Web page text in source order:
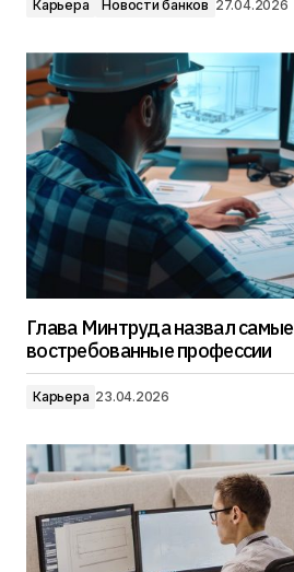
Карьера Новости банков 27.04.2026
Глава Минтруда назвал самые
востребованные профессии
Карьера 23.04.2026